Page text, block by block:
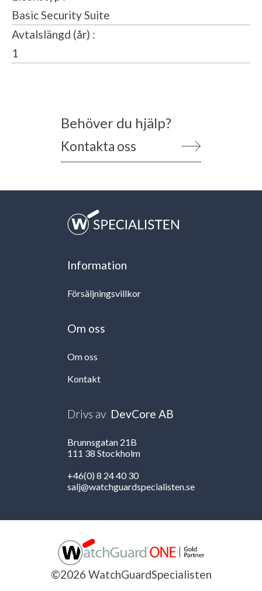
Basic Security Suite
Avtalslängd (år)
1
Behöver du hjälp?
Kontakta oss
Information
Försäljningsvillkor
Om oss
Om oss
Kontakt
Drivs av DevCore AB
Brunnsgatan 21B
111 38 Stockholm
+46(0) 8 24 40 30
salj@watchguardspecialisten.se
©2026 WatchGuardSpecialisten